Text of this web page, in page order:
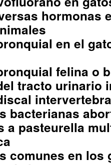
hormonas
en el
felina o
tracto urinario
bacterianas
a pasteurella
comunes en los